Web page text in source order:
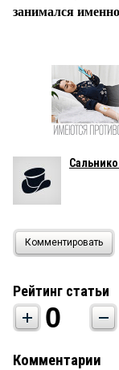
занимался
Комментировать
Рейтинг статьи
0
Комментарии